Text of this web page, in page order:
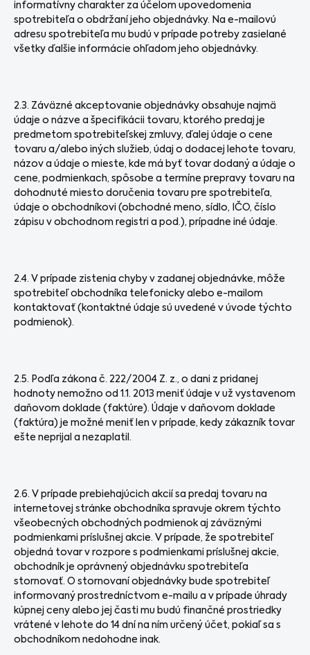
informatívny charakter za účelom upovedomenia
spotrebiteľa o obdržaní jeho objednávky. Na e-mailovú
adresu spotrebiteľa mu budú v prípade potreby zasielané
všetky ďalšie informácie ohľadom jeho objednávky.
2.3. Záväzné akceptovanie objednávky obsahuje najmä
údaje o názve a špecifikácii tovaru, ktorého predaj je
predmetom spotrebiteľskej zmluvy, ďalej údaje o cene
tovaru a/alebo iných služieb, údaj o dodacej lehote tovaru,
názov a údaje o mieste, kde má byť tovar dodaný a údaje o
cene, podmienkach, spôsobe a termíne prepravy tovaru na
dohodnuté miesto doručenia tovaru pre spotrebiteľa,
údaje o obchodníkovi (obchodné meno, sídlo, IČO, číslo
zápisu v obchodnom registri a pod.), prípadne iné údaje.
2.4. V prípade zistenia chyby v zadanej objednávke, môže
spotrebiteľ obchodníka telefonicky alebo e-mailom
kontaktovať (kontaktné údaje sú uvedené v úvode týchto
podmienok).
2.5. Podľa zákona č. 222/2004 Z. z., o dani z pridanej
hodnoty nemožno od 1.1. 2013 meniť údaje v už vystavenom
daňovom doklade (faktúre). Údaje v daňovom doklade
(faktúra) je možné meniť len v prípade, kedy zákazník tovar
ešte neprijal a nezaplatil.
2.6. V prípade prebiehajúcich akcií sa predaj tovaru na
internetovej stránke obchodníka spravuje okrem týchto
všeobecných obchodných podmienok aj záväznými
podmienkami príslušnej akcie. V prípade, že spotrebiteľ
objedná tovar v rozpore s podmienkami príslušnej akcie,
obchodník je oprávnený objednávku spotrebiteľa
stornovať. O stornovaní objednávky bude spotrebiteľ
informovaný prostredníctvom e-mailu a v prípade úhrady
kúpnej ceny alebo jej časti mu budú finančné prostriedky
vrátené v lehote do 14 dní na ním určený účet, pokiaľ sa s
obchodníkom nedohodne inak.